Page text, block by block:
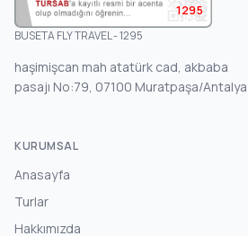
1295
BUSETA FLY TRAVEL - 1295
haşimişcan mah atatürk cad, akbaba
pasajı No:79, 07100 Muratpaşa/Antalya
KURUMSAL
Anasayfa
Turlar
Hakkımızda